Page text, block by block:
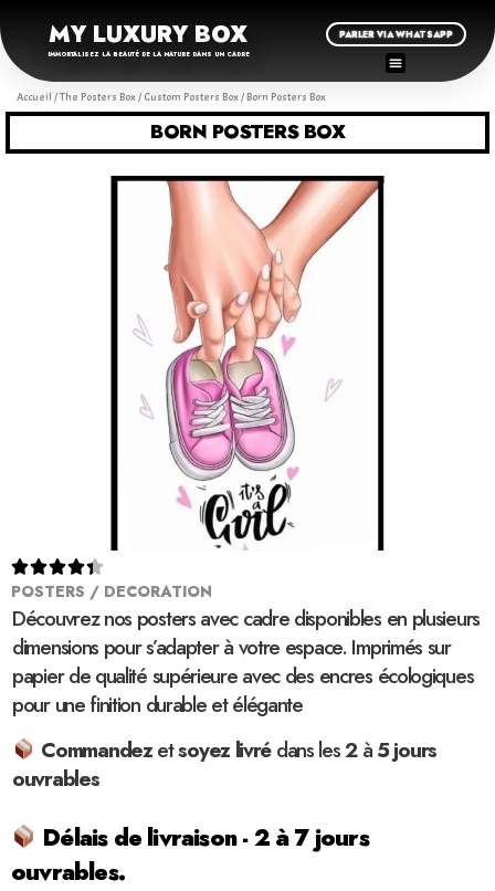
MY LUXURY BOX
IMMORTALISEZ LA BEAUTÉ DE LA NATURE DANS UN CADRE
PARLER VIA WHATSAPP
Accueil /The Posters Box/ Custom Posters Box/ Born Posters Box
BORN POSTERS BOX

POSTERS / DECORATION
Découvrez nos posters avec cadre disponibles en plusieurs
dimensions pour s’adapter à votre espace. Imprimés sur
papier de qualité supérieure avec des encres écologiques
pour une finition durable et élégante
Commandezetsoyez livrédans les2à5 jours
ouvrables
Délais de livraison - 2 à 7 jours
ouvrables.